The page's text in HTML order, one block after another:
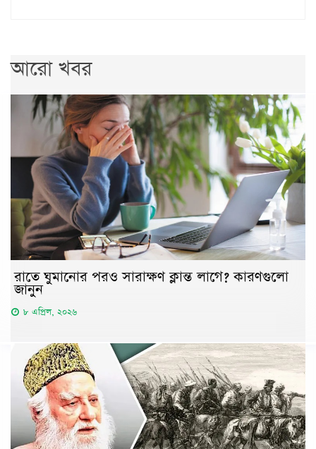
আরো খবর
রাতে ঘুমানোর পরও সারাক্ষণ ক্লান্ত লাগে? কারণগুলো
জানুন
৮ এপ্রিল, ২০২৬